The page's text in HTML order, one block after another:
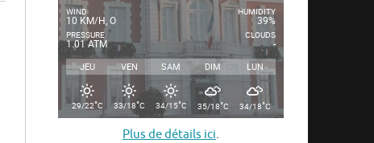
WIND
10 KM/H, O
PRESSURE
1.01 ATM
HUMIDITY
39%
CLOUDS
-
JEU VEN SAM DIM LUN
29/22°C 33/18°C 34/15°C 35/18°C 34/18°C
Plus de détails ici.